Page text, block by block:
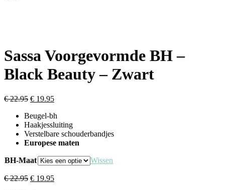
Sassa Voorgevormde BH –
Black Beauty – Zwart
€22.95 Oorspronkelijke
was:
€ 22.95.
€ 19.95Huidige
is:
€ 19.95.
Beugel-bh
Haakjessluiting
Verstelbare schouderbandjes
Europese maten
BH-Maat Wissen
€22.95 Oorspronkelijke
€ 19.95Huidige